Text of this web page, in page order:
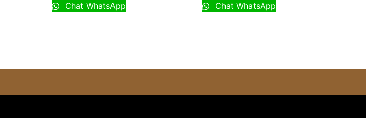
Chat WhatsApp Chat WhatsApp